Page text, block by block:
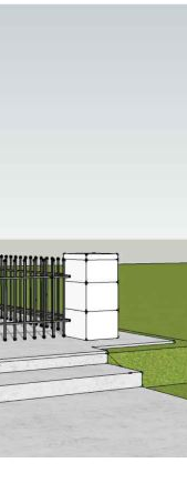
Twoją
lub
dokonać zmiany